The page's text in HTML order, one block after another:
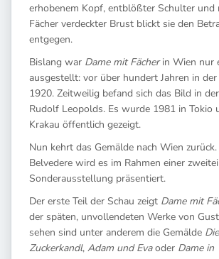
erhobenem Kopf, entblößter Schulter und
Fächer verdeckter Brust blickt sie den
entgegen.
Bislang war Dame mit Fächerin Wien nur
ausgestellt: vor über hundert Jahren in
1920. Zeitweilig befand sich das Bild in
Rudolf Leopolds. Es wurde 1981 in Tokio
Krakau öffentlich gezeigt.
Nun kehrt das Gemälde nach Wien
Belvedere wird es im Rahmen einer
Sonderausstellung präsentiert.
Der erste Teil der Schau zeigt Dame mit
der späten, unvollendeten Werke von
sehen sind unter anderem die Gemälde
Zuckerkandl, Adam und Evaoder Dame in